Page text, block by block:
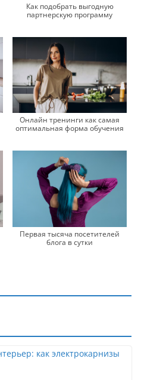
Как подобрать выгодную
партнерскую программу
Онлайн тренинги как самая
оптимальная форма обучения
Первая тысяча посетителей
блога в сутки